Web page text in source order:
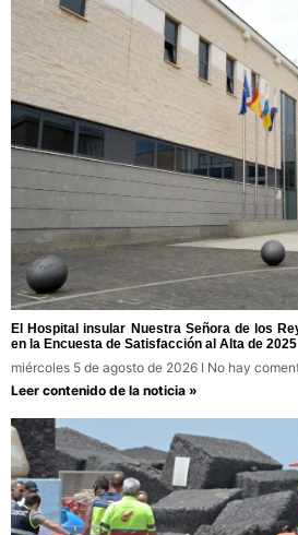
El Hospital insular Nuestra Señora de los
en la Encuesta de Satisfacción al Alta de 2025
miércoles 5 de agosto de 2026
No hay
Leer contenido de la noticia »